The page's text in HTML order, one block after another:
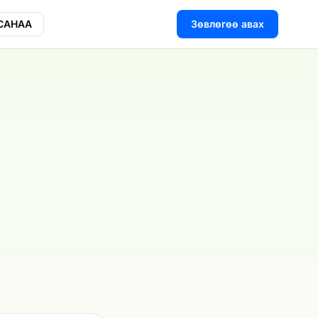
Зөвлөгөө авах